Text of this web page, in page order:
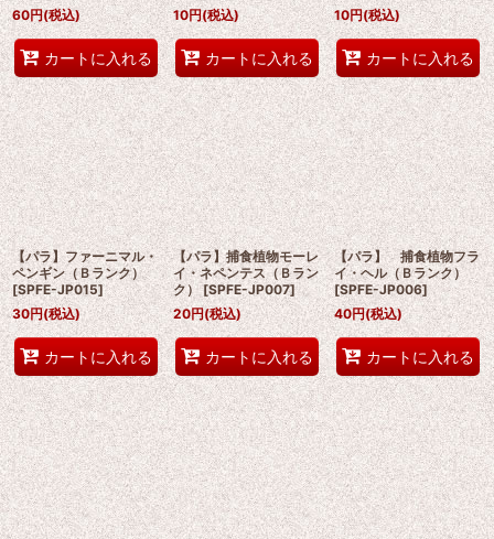
60円(税込)
カートに入れる
10円(税込)
カートに入れる
10円(税込)
カートに入れる
【パラ】ファーニマル・
ペンギン（Ｂランク）
[SPFE-JP015]
30円(税込)
カートに入れる
【パラ】捕食植物モーレ
イ・ネペンテス（Ｂラン
ク） [SPFE-JP007]
20円(税込)
カートに入れる
【パラ】 捕食植物フラ
イ・ヘル（Ｂランク）
[SPFE-JP006]
40円(税込)
カートに入れる